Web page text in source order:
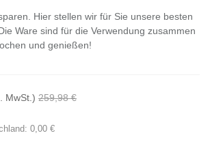
Hier stellen wir für Sie unsere besten
Ware sind für die Verwendung zusammen
und genießen!
MwSt.) 259,98 €
0,00 €